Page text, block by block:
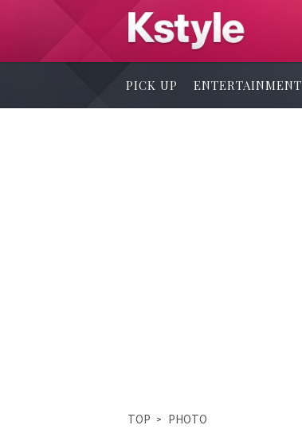
PICK UP ENTERTAINMENT
TOP PHOTO